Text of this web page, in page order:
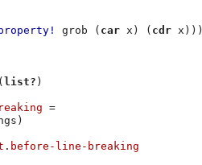
grob ( car x ) ( cdr x )))
( list? )
=
)
. before-line-breaking